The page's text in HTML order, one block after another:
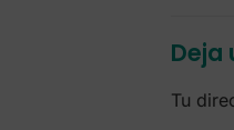
Deja
Tu